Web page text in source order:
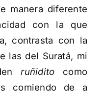
manera diferente
con la que
contrasta con la
las del Suratá, mi
ruñidito como
comiendo de a